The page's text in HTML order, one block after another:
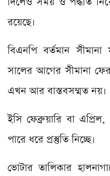
রয়েছে।
বিএনপি বর্তমান
সালের আগের সীমানা
এখন আর বাস্তবসম্মত নয়।
ইসি ফেব্রুয়ারি বা
পারে ধরে প্রস্তুতি নিচ্ছে।
ভোটার তালিকার